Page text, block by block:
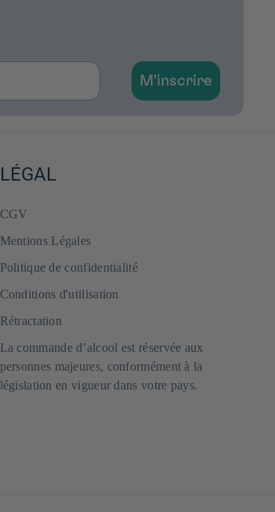
M'inscrire
LÉGAL
CGV
Mentions Légales
Politique de confidentialité
Conditions d'utilisation
Rétractation
La commande d’alcool est réservée aux
personnes majeures, conformément à la
législation en vigueur dans votre pays.